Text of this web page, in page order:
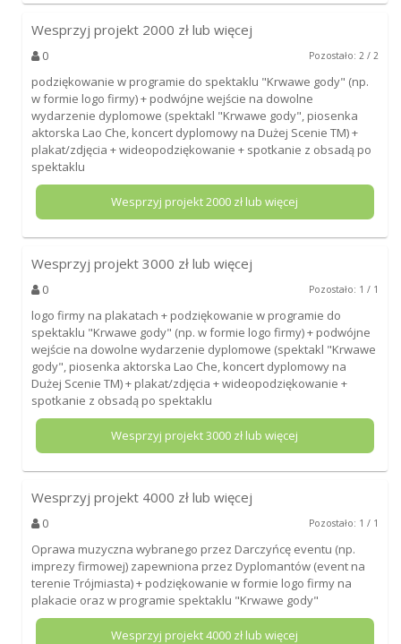
Wesprzyj projekt 2000 zł lub więcej
0 Pozostało: 2 / 2
podziękowanie w programie do spektaklu "Krwawe gody" (np.
w formie logo firmy) + podwójne wejście na dowolne
wydarzenie dyplomowe (spektakl "Krwawe gody", piosenka
aktorska Lao Che, koncert dyplomowy na Dużej Scenie TM) +
plakat/zdjęcia + wideopodziękowanie + spotkanie z obsadą po
spektaklu
Wesprzyj projekt2000 zł lub więcej
Wesprzyj projekt 3000 zł lub więcej
0 Pozostało: 1 / 1
logo firmy na plakatach + podziękowanie w programie do
spektaklu "Krwawe gody" (np. w formie logo firmy) + podwójne
wejście na dowolne wydarzenie dyplomowe (spektakl "Krwawe
gody", piosenka aktorska Lao Che, koncert dyplomowy na
Dużej Scenie TM) + plakat/zdjęcia + wideopodziękowanie +
spotkanie z obsadą po spektaklu
Wesprzyj projekt3000 zł lub więcej
Wesprzyj projekt 4000 zł lub więcej
0 Pozostało: 1 / 1
Oprawa muzyczna wybranego przez Darczyńcę eventu (np.
imprezy firmowej) zapewniona przez Dyplomantów (event na
terenie Trójmiasta) + podziękowanie w formie logo firmy na
plakacie oraz w programie spektaklu "Krwawe gody"
Wesprzyj projekt4000 zł lub więcej